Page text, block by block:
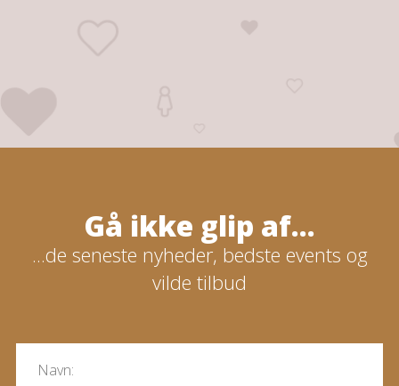
Gå ikke glip af...
...de seneste nyheder, bedste events og
vilde tilbud